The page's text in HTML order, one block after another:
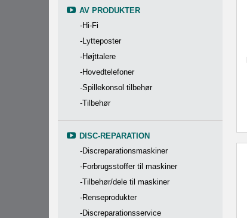
AV PRODUKTER
-Hi-Fi
-Lytteposter
-Højttalere
-Hovedtelefoner
-Spillekonsol tilbehør
-Tilbehør
DISC-REPARATION
-Discreparationsmaskiner
-Forbrugsstoffer til maskiner
-Tilbehør/dele til maskiner
-Renseprodukter
-Discreparationsservice